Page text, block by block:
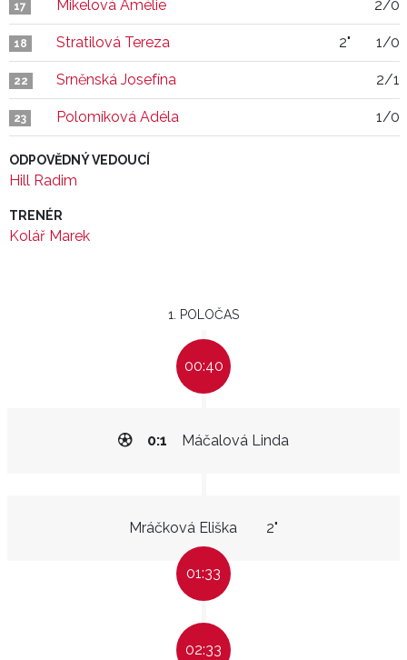
17 Mikelová Amélie 2/0
18 Stratilová Tereza 2" 1/0
22 Srněnská Josefína 2/1
23 Polomíková Adéla 1/0
ODPOVĚDNÝ VEDOUCÍ
Hill Radim
TRENÉR
Kolář Marek
1. POLOČAS
00:40
Máčalová Linda
0:1
Mráčková Eliška 2"
01:33
02:33